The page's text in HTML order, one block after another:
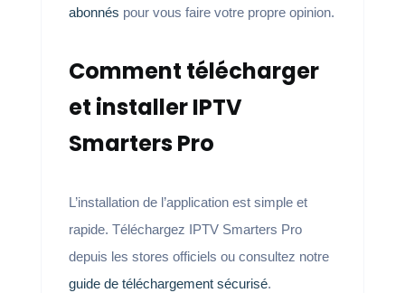
abonnés pour vous faire votre propre opinion.
Comment télécharger
et installer IPTV
Smarters Pro
L’installation de l’application est simple et
rapide. Téléchargez IPTV Smarters Pro
depuis les stores officiels ou consultez notre
guide de téléchargement sécurisé.